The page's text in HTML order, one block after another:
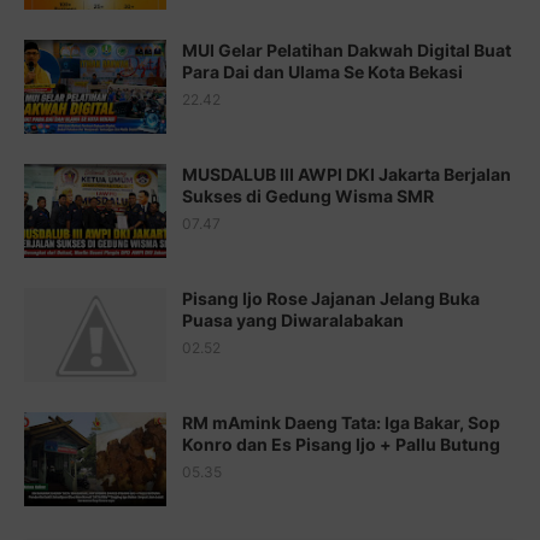
Juz 17 ⇨http://j.mp/2brHsFz
Juz 18 ⇨http://j.mp/2b8SCfc
Juz 19 ⇨http://j.mp/2bFSq95
Juz 20 ⇨http://j.mp/2brI1zc
Juz 21 ⇨http://j.mp/2b8VcBO
http://j.mp/2bFRxNP
http://j.mp/2brItxm
Juz 25 ⇨http://j.mp/2brImlf
Juz 26 ⇨http://j.mp/2bFRHF2
MUI Gelar Pelatihan Dakwah Digital Buat
Para Dai dan Ulama Se Kota Bekasi
22.42
MUSDALUB III AWPI DKI Jakarta Berjalan
Sukses di Gedung Wisma SMR
07.47
Pisang Ijo Rose Jajanan Jelang Buka
Puasa yang Diwaralabakan
02.52
RM mAmink Daeng Tata: Iga Bakar, Sop
Konro dan Es Pisang Ijo + Pallu Butung
05.35